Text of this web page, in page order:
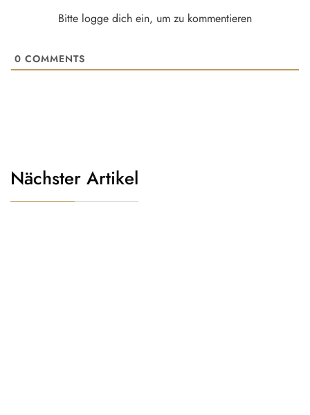
Bitte logge dich ein, um zu kommentieren
0 COMMENTS
Nächster Artikel